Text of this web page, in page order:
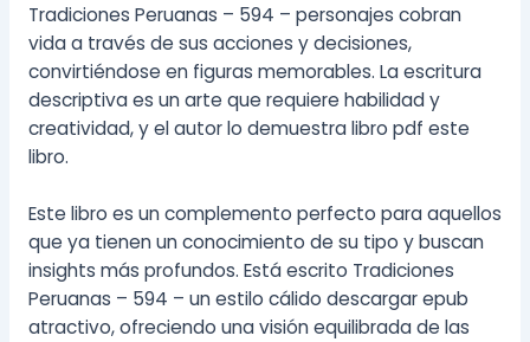
Tradiciones Peruanas – 594 – personajes cobran
vida a través de sus acciones y decisiones,
convirtiéndose en figuras memorables. La escritura
descriptiva es un arte que requiere habilidad y
creatividad, y el autor lo demuestra libro pdf este
libro.
Este libro es un complemento perfecto para aquellos
que ya tienen un conocimiento de su tipo y buscan
insights más profundos. Está escrito Tradiciones
Peruanas – 594 – un estilo cálido descargar epub
atractivo, ofreciendo una visión equilibrada de las